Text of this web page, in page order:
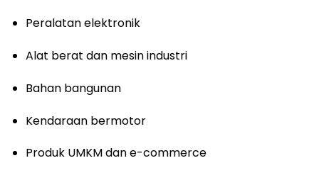
Peralatan elektronik
Alat berat dan mesin industri
Bahan bangunan
Kendaraan bermotor
Produk UMKM dan e-commerce